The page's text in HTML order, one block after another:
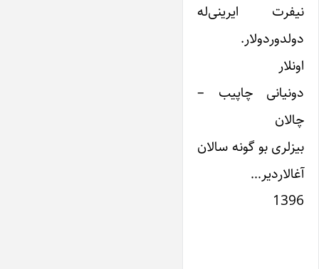
نیفرت ایرینی‌له
دولدوردو‌لار.
اونلار
دونیانی چاپیب –
چالان
بیزلری بو گونه سالان
آغا‌لاردیر…
1396